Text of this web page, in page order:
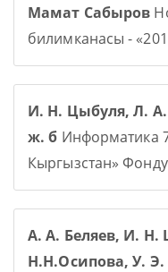
Мамат Сабыров
билимканасы -
И. Н. Цыбуля, Л.
ж. б Информатика
Кыргызстан»
А. А. Беляев, И.
Н.Н.Осипова, У.